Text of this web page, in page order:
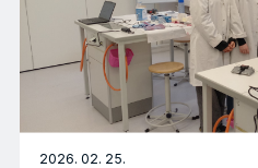
2026. 02. 25.